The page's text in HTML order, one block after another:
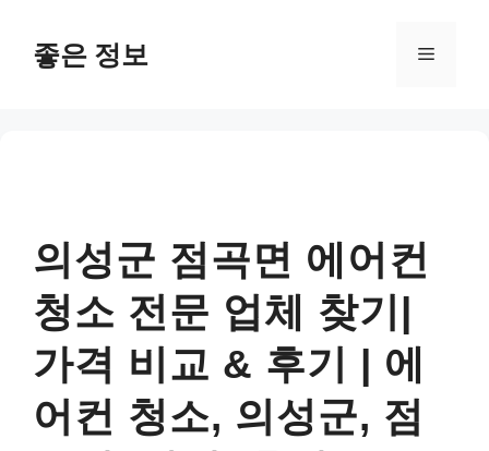
좋은 정보 메
의성군 점곡면 에어컨
청소 전문 업체 찾기|
가격 비교 & 후기 | 에
어컨 청소, 의성군, 점